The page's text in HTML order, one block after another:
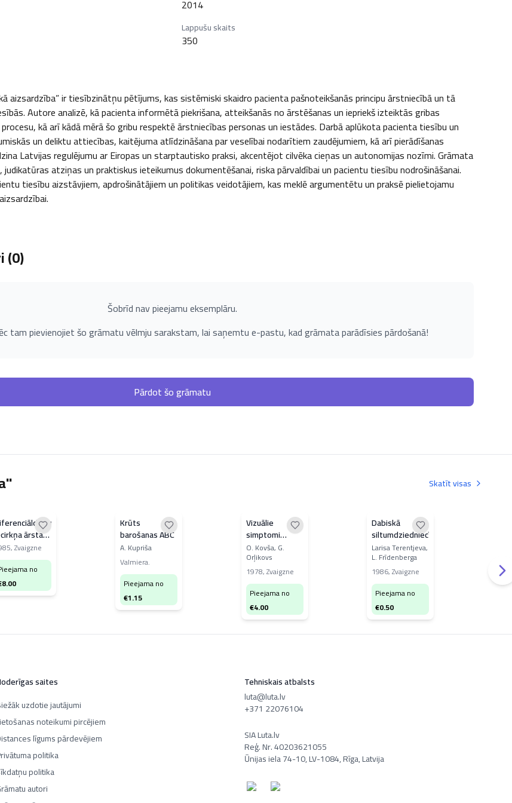
2014
Lappušu skaits
350
aizsardzība” ir tiesībzinātņu pētījums, kas sistēmiski skaidro pacienta pašnoteikšanās principu ārstniecībā un tā
Autore analizē, kā pacienta informētā piekrišana, atteikšanās no ārstēšanas un iepriekš izteiktās gribas
kā arī kādā mērā šo gribu respektē ārstniecības personas un iestādes. Darbā aplūkota pacienta tiesību un
un deliktu attiecības, kaitējuma atlīdzināšana par veselībai nodarītiem zaudējumiem, kā arī pierādīšanas
Latvijas regulējumu ar Eiropas un starptautisko praksi, akcentējot cilvēka cieņas un autonomijas nozīmi. Grāmata
judikatūras atziņas un praktiskus ieteikumus dokumentēšanai, riska pārvaldībai un pacientu tiesību nodrošināšanai.
tiesību aizstāvjiem, apdrošinātājiem un politikas veidotājiem, kas meklē argumentētu un praksē pielietojamu
(0)
Šobrīd nav pieejamu eksemplāru.
tam pievienojiet šo grāmatu vēlmju sarakstam, lai saņemtu e-pastu, kad grāmata parādīsies pārdošanā!
Pārdot šo grāmatu
Skatīt visas
ārsta
,Zvaigzne
no
8.00
Krūts
barošanas ABC
A. Kupriša
Valmiera.
Pieejama no
€1.15
Vizuālie
simptomi
iekšķīgo slimību
klīnikā
O. Kovša, G.
Orļikovs
1978,Zvaigzne
Pieejama no
€4.00
Dabiskā
siltumdziedniecība
Larisa Terentjeva,
L. Frīdenberga
1986,Zvaigzne
Pieejama no
€0.50
saites
uzdotie jautājumi
noteikumi pircējiem
līgums pārdevējiem
politika
politika
autori
Tehniskais atbalsts
luta@luta.lv
+371 22076104
SIA Luta.lv
Reģ. Nr. 40203621055
Ūnijas iela 74-10, LV-1084, Rīga, Latvija